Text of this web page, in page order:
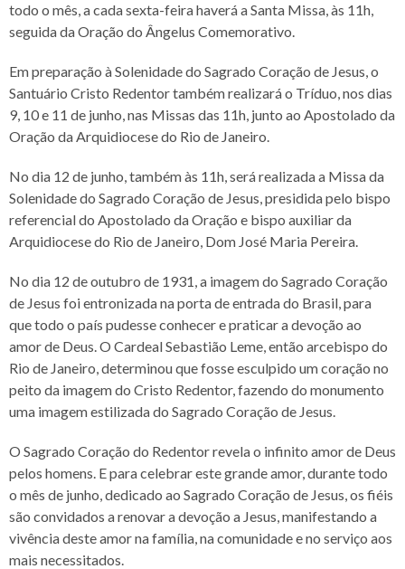
todo o mês, a cada sexta-feira haverá a Santa Missa, às 11h,
seguida da Oração do Ângelus Comemorativo.
Em preparação à Solenidade do Sagrado Coração de Jesus, o
Santuário Cristo Redentor também realizará o Tríduo, nos dias
9, 10 e 11 de junho, nas Missas das 11h, junto ao Apostolado da
Oração da Arquidiocese do Rio de Janeiro.
No dia 12 de junho, também às 11h, será realizada a Missa da
Solenidade do Sagrado Coração de Jesus, presidida pelo bispo
referencial do Apostolado da Oração e bispo auxiliar da
Arquidiocese do Rio de Janeiro, Dom José Maria Pereira.
No dia 12 de outubro de 1931, a imagem do Sagrado Coração
de Jesus foi entronizada na porta de entrada do Brasil, para
que todo o país pudesse conhecer e praticar a devoção ao
amor de Deus. O Cardeal Sebastião Leme, então arcebispo do
Rio de Janeiro, determinou que fosse esculpido um coração no
peito da imagem do Cristo Redentor, fazendo do monumento
uma imagem estilizada do Sagrado Coração de Jesus.
O Sagrado Coração do Redentor revela o infinito amor de Deus
pelos homens. E para celebrar este grande amor, durante todo
o mês de junho, dedicado ao Sagrado Coração de Jesus, os fiéis
são convidados a renovar a devoção a Jesus, manifestando a
vivência deste amor na família, na comunidade e no serviço aos
mais necessitados.